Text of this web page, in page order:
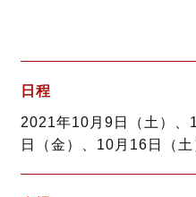
日程
2021年10月9日（土）、
日（金）、10月16日（土